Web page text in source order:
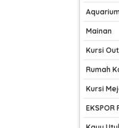
Mainan
Kursi
Rumah
Kursi
EKSPOR